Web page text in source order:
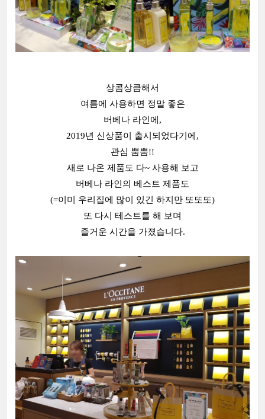
상콤상큼해서
여름에 사용하면 정말 좋은
버베나 라인에,
2019년 신상품이 출시되었다기에,
관심 뿜뿜!!
새로 나온 제품도 다~ 사용해 보고
버베나 라인의 베스트 제품도
(=이미 우리집에 많이 있긴 하지만 또또또)
또 다시 테스트를 해 보며
즐거운 시간을 가졌습니다.